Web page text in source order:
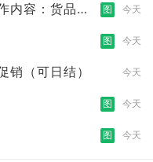
内容：货品分
图 今天
图 今天
销（可日结） 今天
图 今天
图 今天